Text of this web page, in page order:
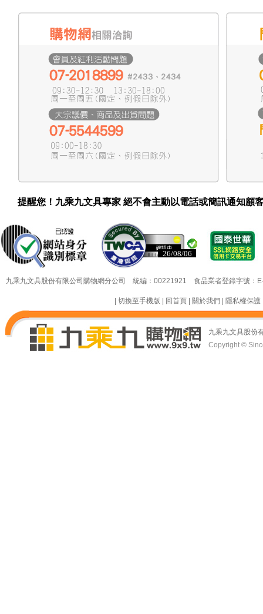
提醒您！九乘九文具專家 絕不會主動以電話或簡訊通知顧
26/08/06
26/08/06
九乘九文具股份有限公司購物網分公司 統編：00221921 食品業者登錄字號
切換至手機版 回首頁| 關於我們 隱私權保護
九乘九文具股份
Copyright ©